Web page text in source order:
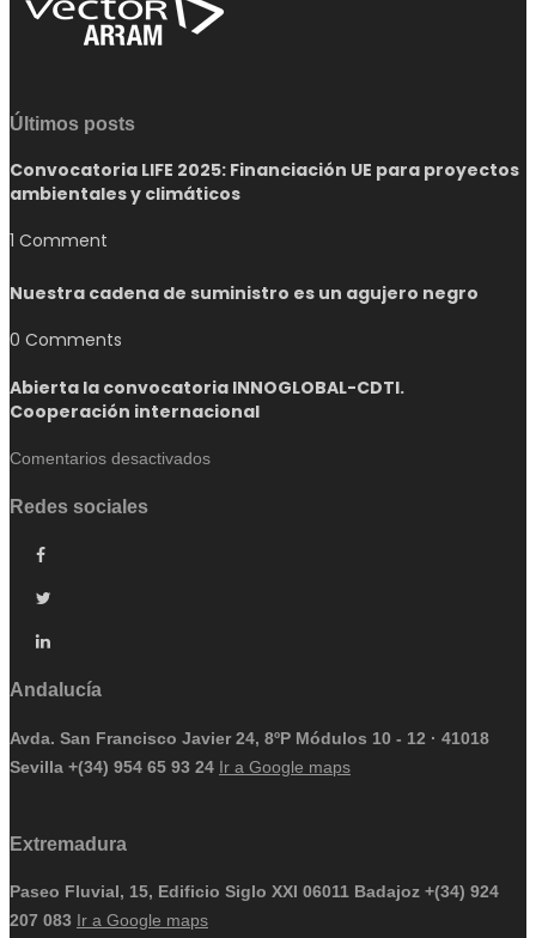
Últimos posts
Convocatoria LIFE 2025: Financiación UE para proyectos
ambientales y climáticos
1 Comment
Nuestra cadena de suministro es un agujero negro
0 Comments
Abierta la convocatoria INNOGLOBAL-CDTI.
Cooperación internacional
Comentarios desactivadosen
Redes sociales
Andalucía
Avda. San Francisco Javier 24, 8ºP Módulos 10 - 12 · 41018
Sevilla +(34) 954 65 93 24 Ir a Google maps
Extremadura
Paseo Fluvial, 15, Edificio Siglo XXI 06011 Badajoz +(34) 924
207 083 Ir a Google maps